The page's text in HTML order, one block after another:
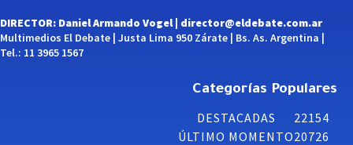
DIRECTOR: Daniel Armando Vogel | director@eldebate.com.ar
Multimedios El Debate | Justa Lima 950 Zárate | Bs. As. Argentina |
Tel.: 11 3965 1567
Categorías Populares
DESTACADAS
22154
ÚLTIMO MOMENTO20726